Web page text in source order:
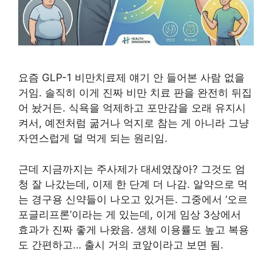
요즘 GLP-1 비만치료제 얘기 안 들어본 사람 없을
거임. 솔직히 이게 진짜 비만 치료 판을 완전히 뒤집
어 놨거든. 식욕을 억제하고 포만감을 오래 유지시
켜서, 예전처럼 굶거나 억지로 참는 게 아니라 그냥
자연스럽게 덜 먹게 되는 원리임.
근데 지금까지는 주사제가 대세였잖아? 그것도 엄
청 잘 나갔는데, 이제 한 단계 더 나감. 알약으로 먹
는 경구용 신약들이 나오고 있거든. 그중에서 ‘오르
포글리프론’이라는 게 있는데, 이게 임상 3상에서
효과가 진짜 좋게 나왔음. 생체 이용률도 높고 복용
도 간편하고… 출시 거의 코앞이라고 보면 됨.